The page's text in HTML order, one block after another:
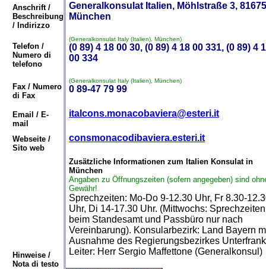
Anschrift /
Beschreibung
/ Indirizzo
Generalkonsulat Italien, Möhlstraße 3, 81675
München
Telefon /
Numero di
telefono
(Generalkonsulat Italy (Italien), München)
(0 89) 4 18 00 30, (0 89) 4 18 00 331, (0 89) 4
00 334
Fax / Numero
di Fax
(Generalkonsulat Italy (Italien), München)
0 89-47 79 99
Email / E-
mail
italcons.monacobaviera@esteri.it
Webseite /
Sito web
consmonacodibaviera.esteri.it
Hinweise /
Nota di testo
Zusätzliche Informationen zum Italien Konsulat in
München
Angaben zu Öffnungszeiten (sofern angegeben) sind
Gewähr!
Sprechzeiten: Mo-Do 9-12.30 Uhr, Fr 8.30-
Uhr, Di 14-17.30 Uhr. (Mittwochs: Sprechzeiten
beim Standesamt und Passbüro nur nach
Vereinbarung). Konsularbezirk: Land Bayern
Ausnahme des Regierungsbezirkes
Leiter: Herr Sergio Maffettone (Generalkonsul)